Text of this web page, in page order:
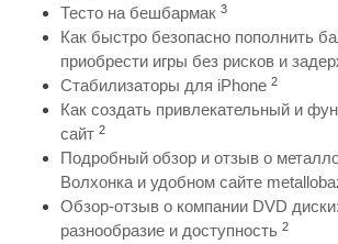
Тесто на бешбармак 3
Как быстро безопасно пополнить
приобрести игры без рисков и
Стабилизаторы для iPhone 2
Как создать привлекательный и
сайт 2
Подробный обзор и отзыв о
Волхонка и удобном сайте
Обзор-отзыв о компании DVD
разнообразие и доступность 2